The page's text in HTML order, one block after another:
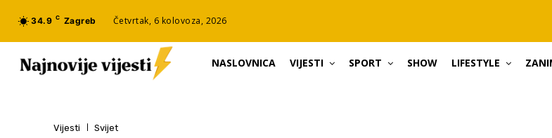
34.9 C Zagreb Četvrtak, 6 kolovoza, 2026
NASLOVNICA VIJESTI SPORT SHOW LIFESTYLE
Vijesti Svijet